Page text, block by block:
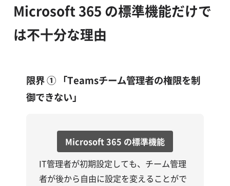
Microsoft 365 の標準機能だけで
は不十分な理由
限界 ① 「Teamsチーム管理者の権限を制
御できない」
Microsoft 365 の標準機能
IT管理者が初期設定しても、チーム管理
者が後から自由に設定を変えることがで